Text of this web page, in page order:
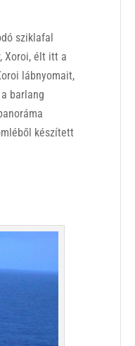
sziklafal
Xoroi, élt itt a
lábnyomait,
barlang
készített